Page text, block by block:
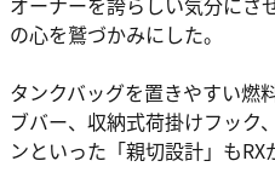
の心を鷲づかみにした。
タンクバッグを置きやすい燃
ブバー、収納式荷掛けフック
ンといった「親切設計」もRX